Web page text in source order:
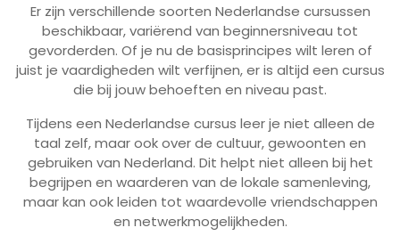
Er zijn verschillende soorten Nederlandse cursussen
beschikbaar, variërend van beginnersniveau tot
gevorderden. Of je nu de basisprincipes wilt leren of
juist je vaardigheden wilt verfijnen, er is altijd een cursus
die bij jouw behoeften en niveau past.
Tijdens een Nederlandse cursus leer je niet alleen de
taal zelf, maar ook over de cultuur, gewoonten en
gebruiken van Nederland. Dit helpt niet alleen bij het
begrijpen en waarderen van de lokale samenleving,
maar kan ook leiden tot waardevolle vriendschappen
en netwerkmogelijkheden.